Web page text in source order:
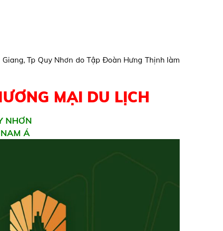
Tp Quy Nhơn do Tập Đoàn Hưng Thịnh làm
MẠI DU LỊCH
NHƠN
Á